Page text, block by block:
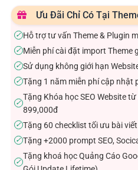
1.513.000₫.
Ưu Đãi Chỉ Có Tại
✓Hỗ trợ tư vấn Theme & Plugin
✓Miễn phí cài đặt import Theme
✓Sử dụng không giới hạn
✓Tặng 1 năm miễn phí cập nhật
✓
Tặng Khóa học SEO Website
899,000đ
✓Tặng 60 checklist tối ưu bài
✓Tặng +2000 prompt SEO,
✓
Tặng khoá học Quảng Cáo